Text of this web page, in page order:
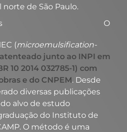
de São Paulo.
O
(microemulsification-
junto ao INPI em
10 2014 032785-1) com
e do CNPEM. Desde
diversas publicações
alvo de estudo
do Instituto de
O método é uma